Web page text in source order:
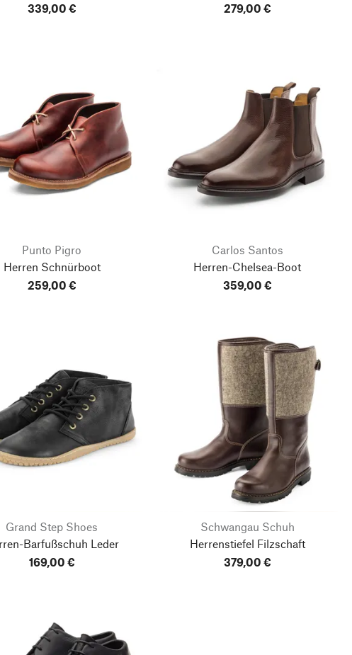
339,00 €
279,00 €
Punto Pigro
Herren Schnürboot
259,00 €
Carlos Santos
Herren-Chelsea-Boot
359,00 €
Grand Step Shoes
Barfußschuh Leder
169,00 €
Schwangau Schuh
Herrenstiefel Filzschaft
379,00 €